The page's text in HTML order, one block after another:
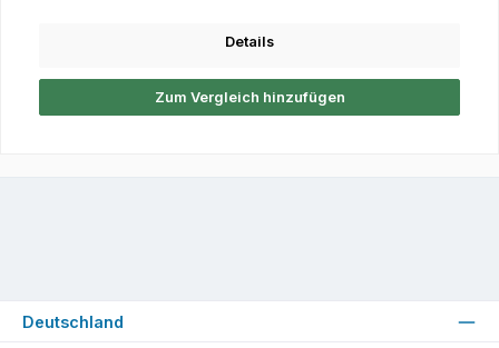
Details
Zum Vergleich hinzufügen
Deutschland